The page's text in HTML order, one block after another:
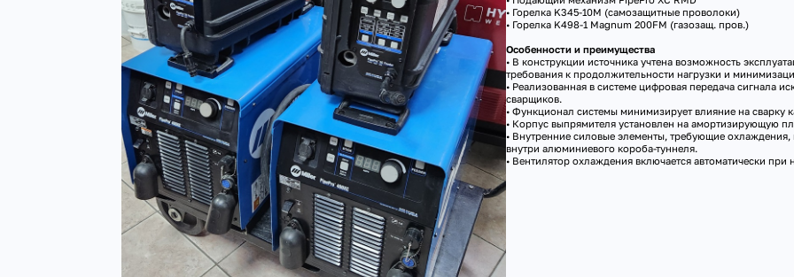
• Горелка K345-10M (самозащитные проволоки)
• Горелка K498-1 Magnum 200FM (газозащ. пров.)
Особенности и преимущества
• В конструкции источника учтена возможность
требования к продолжительности нагрузки и
• Реализованная в системе цифровая передача сигнала
сварщиков.
• Функционал системы минимизирует влияние на сварку
• Корпус выпрямителя установлен на амортизирующую
• Внутренние силовые элементы, требующие
внутри алюминиевого короба-туннеля.
• Вентилятор охлаждения включается автоматически при